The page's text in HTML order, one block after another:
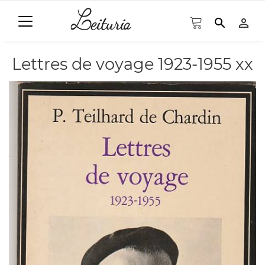
search person_outline
Lettres de voyage 1923-1955 xx